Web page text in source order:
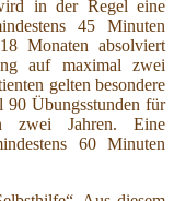
in der Regel eine
45 Minuten
Monaten absolviert
auf maximal zwei
gelten besondere
Übungsstunden für
zwei Jahren. Eine
60 Minuten